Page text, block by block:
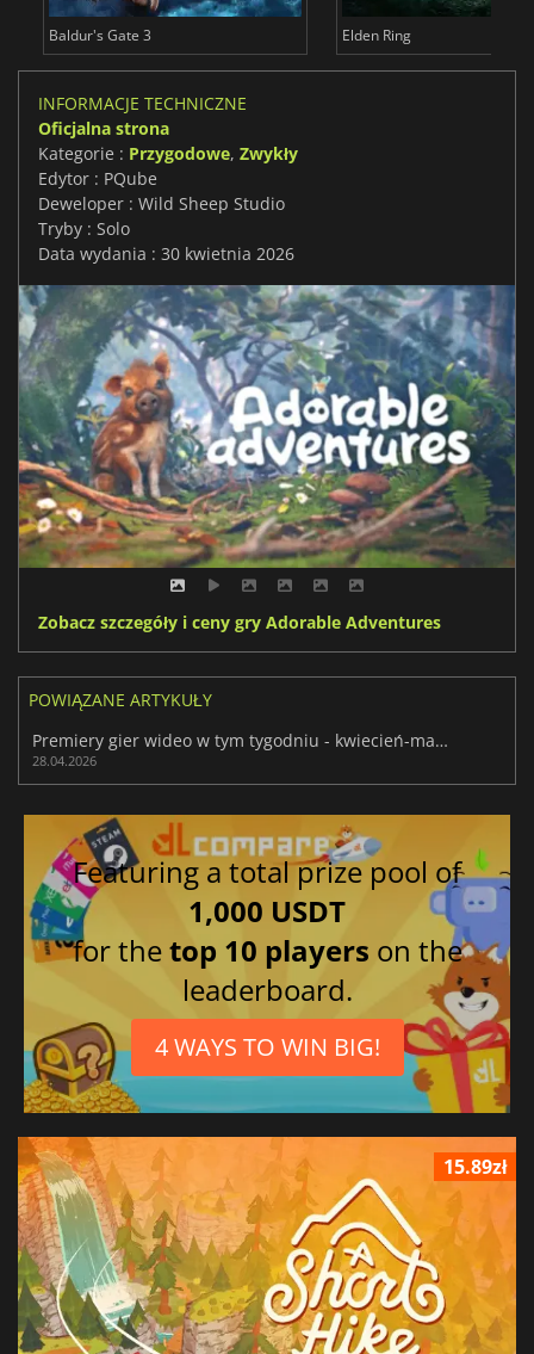
Baldur's Gate 3 Elden Ring
INFORMACJE TECHNICZNE
Oficjalna strona
Kategorie : Przygodowe, Zwykły
Edytor : PQube
Deweloper : Wild Sheep Studio
Tryby : Solo
Data wydania : 30 kwietnia 2026
Zobacz szczegóły i ceny gry Adorable Adventures
POWIĄZANE ARTYKUŁY
Premiery gier wideo w tym tygodniu - kwiecień-maj 2026 (tydzień 18)
28.04.2026
Featuring a total prize pool of
1,000 USDT
for thetop 10 players on the
leaderboard.
4 WAYS TO WIN BIG!
15.89zł